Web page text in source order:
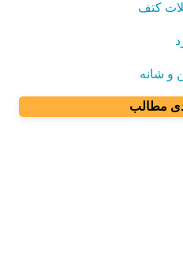
کتف
و شانه
مطالب